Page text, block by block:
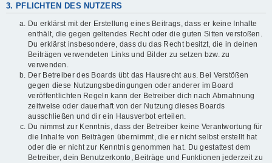
3. PFLICHTEN DES NUTZERS
Du erklärst mit der Erstellung eines Beitrags, dass er keine Inhalte
enthält, die gegen geltendes Recht oder die guten Sitten verstoßen.
Du erklärst insbesondere, dass du das Recht besitzt, die in deinen
Beiträgen verwendeten Links und Bilder zu setzen bzw. zu
verwenden.
Der Betreiber des Boards übt das Hausrecht aus. Bei Verstößen
gegen diese Nutzungsbedingungen oder anderer im Board
veröffentlichten Regeln kann der Betreiber dich nach Abmahnung
zeitweise oder dauerhaft von der Nutzung dieses Boards
ausschließen und dir ein Hausverbot erteilen.
Du nimmst zur Kenntnis, dass der Betreiber keine Verantwortung für
die Inhalte von Beiträgen übernimmt, die er nicht selbst erstellt hat
oder die er nicht zur Kenntnis genommen hat. Du gestattest dem
Betreiber, dein Benutzerkonto, Beiträge und Funktionen jederzeit zu